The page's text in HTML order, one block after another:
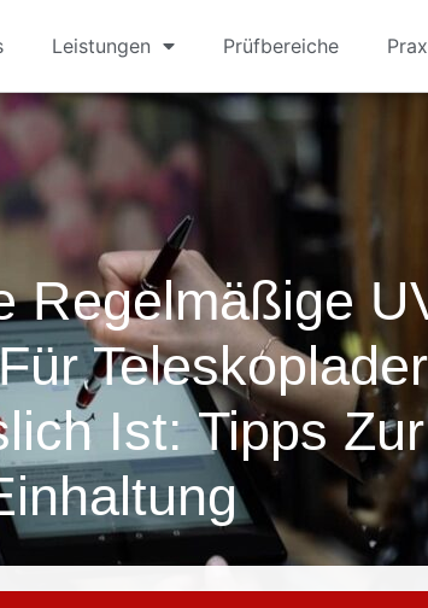
Leistungen Prüfbereiche
Regelmäßige
Teleskoplader
Ist: Tipps Zur